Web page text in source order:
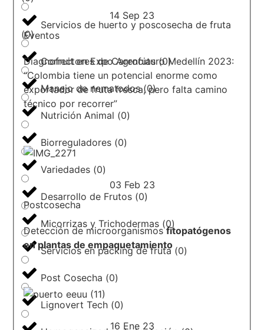
Servicios de huerto y poscosecha de fruta
(0)
Correctores de Carencias (0)
Manejo de nematodos (0)
Nutrición Animal (0)
Biorreguladores (0)
Variedades (0)
Desarrollo de Frutos (0)
Micorrizas y Trichodermas (0)
Servicios en packing de fruta (0)
Post Cosecha (0)
Lignovert Tech (0)
14 Sep 23
Eventos
Diagnofruit en Expo Agrofuturo Medellín 2023:
“Colombia tiene un potencial enorme como
exportador de fruta fresca, pero falta camino
técnico por recorrer”
03 Feb 23
Postcosecha
Detección de microorganismosfitopatógenos
en plantas de empaquetamiento
16 Ene 23